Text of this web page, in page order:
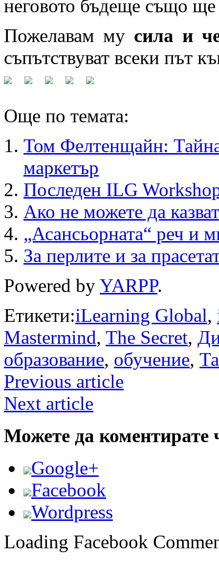
неговото бъдеще също
Пожелавам му сила и
съпътствуват всеки път
Още по темата:
Том Фелтенщайн:
маркетър
Последен ILG
Ако не можете да
„Асансьорната“ реч и
За перлите и за
Powered by YARPP.
Етикети:iLearning Global,
Mastermind, The Secret,
образование, обучение,
Previous article
Next article
Можете да коментирате
Google+
Facebook
Wordpress
Loading Facebook